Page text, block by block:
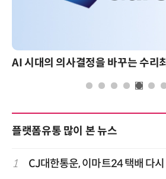
플랫폼유통 많이 본 뉴스
1 CJ대한통운, 이마트24 택배 다